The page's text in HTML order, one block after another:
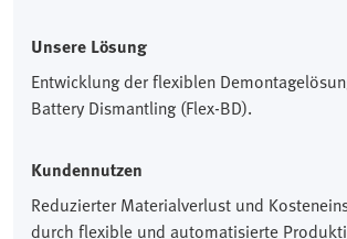
Unsere Lösung
Entwicklung der flexiblen
Battery Dismantling (Flex-BD).
Kundennutzen
Reduzierter Materialverlust und
durch flexible und automatisierte